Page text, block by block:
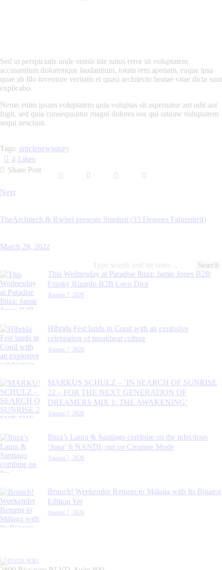
Sed ut perspiciatis unde omnis iste natus error sit voluptatem
accusantium doloremque laudantium, totam rem aperiam, eaque ipsa
quae ab illo inventore veritatis et quasi architecto beatae vitae dicta sunt
explicabo.
Nemo enim ipsam voluptatem quia voluptas sit aspernatur aut odit aut
fugit, sed quia consequuntur magni dolores eos qui ratione voluptatem
sequi nesciunt.
Tags: articlenewsstory
4 Likes
Share Post
Post
Next
TheArchitech & Rwbel presents Stardust (33 Degrees Fahrenheit)
March 28, 2022
Search
for:
This Wednesday at Paradise Ibiza: Jamie Jones B2B
Franky Rizardo B2B Loco Dice
August 7, 2026
Híbrida Fest lands in Conil with an explosive
celebration of breakbeat culture
August 7, 2026
MARKUS SCHULZ – ‘IN SEARCH OF SUNRISE
22 – FOR THE NEXT GENERATION OF
DREAMERS MIX 1: THE AWAKENING’
August 7, 2026
Ibiza’s Laura & Santiago combine on the infectious
‘Juna’ ft NANDI, out on Creature Mode
August 7, 2026
Brunch! Weekender Returns to Málaga with Its Biggest
Edition Yet
August 7, 2026